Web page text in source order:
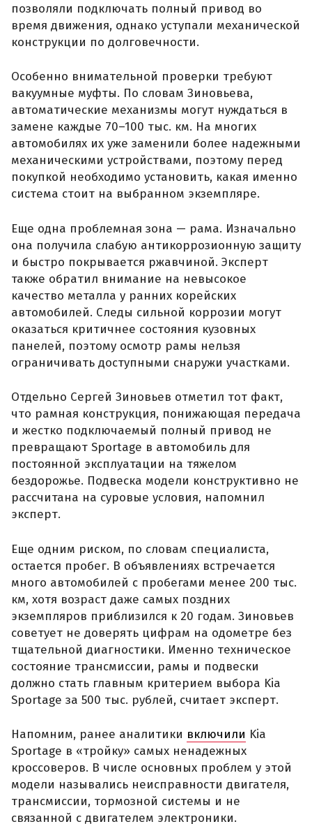
позволяли подключать полный привод во
время движения, однако уступали механической
конструкции по долговечности.
Особенно внимательной проверки требуют
вакуумные муфты. По словам Зиновьева,
автоматические механизмы могут нуждаться в
замене каждые 70–100 тыс. км. На многих
автомобилях их уже заменили более надежными
механическими устройствами, поэтому перед
покупкой необходимо установить, какая именно
система стоит на выбранном экземпляре.
Еще одна проблемная зона — рама. Изначально
она получила слабую антикоррозионную защиту
и быстро покрывается ржавчиной. Эксперт
также обратил внимание на невысокое
качество металла у ранних корейских
автомобилей. Следы сильной коррозии могут
оказаться критичнее состояния кузовных
панелей, поэтому осмотр рамы нельзя
ограничивать доступными снаружи участками.
Отдельно Сергей Зиновьев отметил тот факт,
что рамная конструкция, понижающая передача
и жестко подключаемый полный привод не
превращают Sportage в автомобиль для
постоянной эксплуатации на тяжелом
бездорожье. Подвеска модели конструктивно не
рассчитана на суровые условия, напомнил
эксперт.
Еще одним риском, по словам специалиста,
остается пробег. В объявлениях встречается
много автомобилей с пробегами менее 200 тыс.
км, хотя возраст даже самых поздних
экземпляров приблизился к 20 годам. Зиновьев
советует не доверять цифрам на одометре без
тщательной диагностики. Именно техническое
состояние трансмиссии, рамы и подвески
должно стать главным критерием выбора Kia
Sportage за 500 тыс. рублей, считает эксперт.
Напомним, ранее аналитики включили Kia
Sportage в «тройку» самых ненадежных
кроссоверов. В числе основных проблем у этой
модели назывались неисправности двигателя,
трансмиссии, тормозной системы и не
связанной с двигателем электроники.